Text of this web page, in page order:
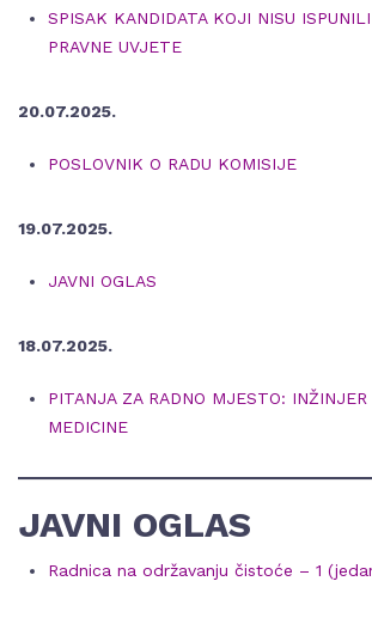
SPISAK KANDIDATA KOJI NISU
PRAVNE UVJETE
20.07.2025.
POSLOVNIK O RADU KOMISIJE
19.07.2025.
JAVNI OGLAS
18.07.2025.
PITANJA ZA RADNO MJESTO: INŽINJER
MEDICINE
JAVNI OGLAS
Radnica na održavanju čistoće – 1